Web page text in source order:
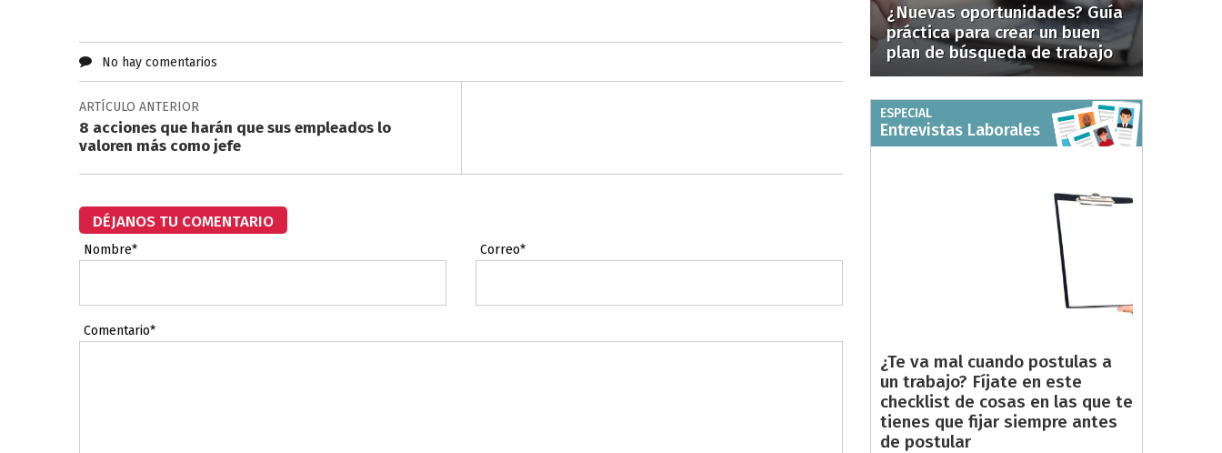
No hay comentarios
ARTÍCULO ANTERIOR
8 acciones que harán que sus empleados lo
valoren más como jefe
DÉJANOS TU COMENTARIO
Nombre* Correo*
Comentario*
¿Nuevas oportunidades? Guía
práctica para crear un buen
plan de búsqueda de trabajo
ESPECIAL
Entrevistas Laborales
¿Te va mal cuando postulas a
un trabajo? Fíjate en este
checklist de cosas en las que te
tienes que fijar siempre antes
de postular